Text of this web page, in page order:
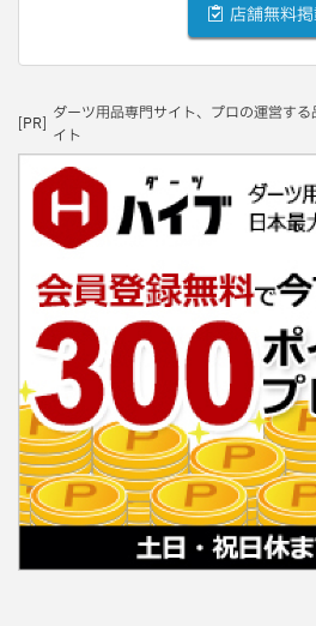
店舗無料
[PR]
ダーツ用品専門サイト、プロの運営す
イト